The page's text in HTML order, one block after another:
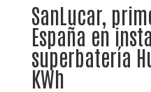
SanLucar,
España en
superbatería
KWh